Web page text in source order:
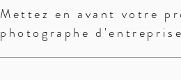
Mettez en avant votre
photographe